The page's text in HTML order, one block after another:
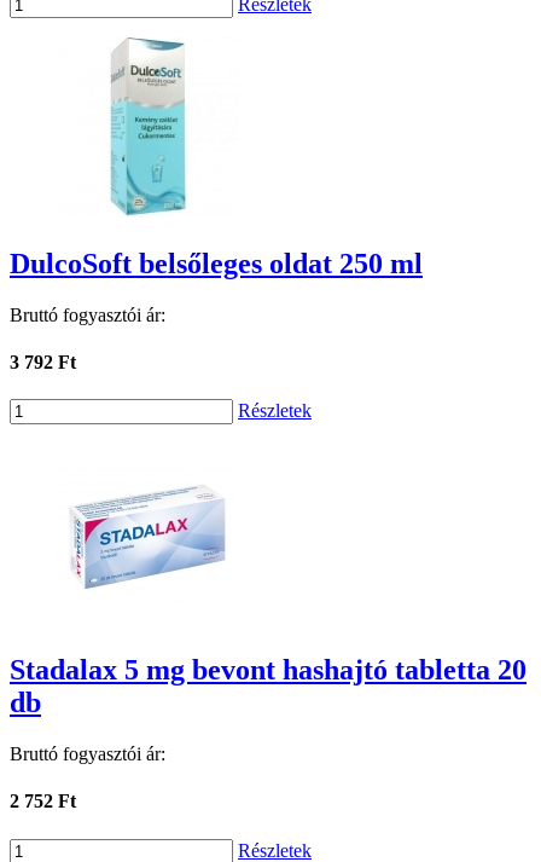
DulcoSoft belsőleges oldat 250 ml
Bruttó fogyasztói ár:
3 792 Ft
Részletek
Stadalax 5 mg bevont hashajtó tabletta 20
db
Bruttó fogyasztói ár:
2 752 Ft
Részletek